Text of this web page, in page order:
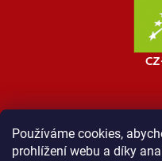
Používáme cookies,
prohlížení webu a díky
MOST ProTibet Vše o